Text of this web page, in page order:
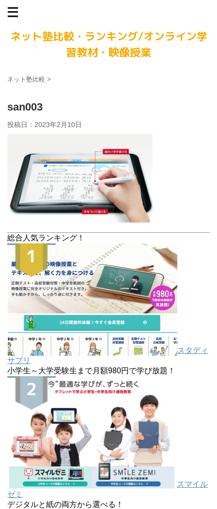
ネット塾比較・ランキング/オンライン学
習教材・映像授業
ネット塾比較 >
san003
投稿日： 2023年2月10日
総合人気ランキング！
スタディ
サプリ
小学生～大学受験生まで月額980円で学び放題！
スマイル
ゼミ
デジタルと紙の両方から選べる！